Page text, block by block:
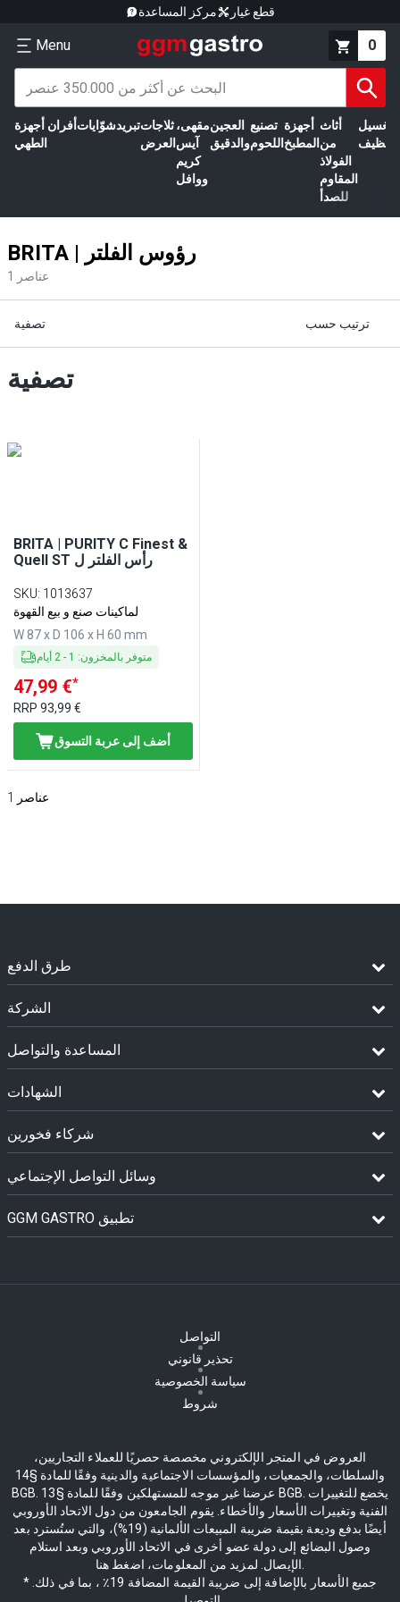
مركز المساعدة قطع غيار
Menu 0
أجهزة
الطهي
أفران شوّاياتتبريدثلاجات
العرض
مقهى،
آيس
كريم
ووافل
العجين
والدقيق
تصنيع
اللحوم
أجهزة
المطبخ
أثاث
من
الفولاذ
المقاوم
للصدأ
الغسيل
BRITA | رؤوس الفلتر
1 عناصر
تصفية ترتيب حسب
تصفية
BRITA | PURITY C Finest &
Quell ST رأس الفلتر ل
SKU: 1013637
لماكينات صنع و بيع القهوة
W 87 x D 106 x H 60 mm
متوفر بالمخزون:
1
-
2 أيام
47,99 €*
RRP 93,99 €
أضف إلى عربة التسوق
1 عناصر
طرق الدفع
الشركة
المساعدة والتواصل
الشهادات
شركاء فخورين
وسائل التواصل الإجتماعي
GGM GASTRO تطبيق
التواصل
تحذير قانوني
سياسة الخصوصية
شروط
العروض في المتجر الإلكتروني مخصصة حصريًا للعملاء التجاريين،
والسلطات، والجمعيات، والمؤسسات الاجتماعية والدينية وفقًا للمادة §14
BGB. عرضنا غير موجه للمستهلكين وفقًا للمادة §13 BGB. يخضع للتغييرات
الفنية وتغييرات الأسعار والأخطاء. يقوم الجامعون من دول الاتحاد الأوروبي
أيضًا بدفع وديعة بقيمة ضريبة المبيعات الألمانية (19%)، والتي ستُسترد بعد
وصول البضائع إلى دولة عضو أخرى في الاتحاد الأوروبي وبعد استلام
* جميع الأسعار بالإضافة إلى ضريبة القيمة المضافة 19٪ ، بما في ذلك.